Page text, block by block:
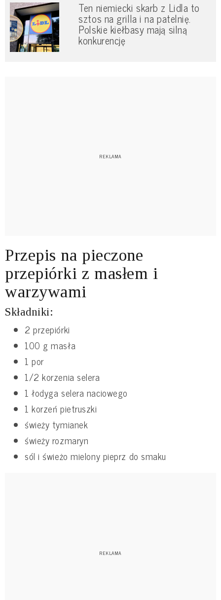
Ten niemiecki skarb z Lidla to
sztos na grilla i na patelnię.
Polskie kiełbasy mają silną
konkurencję
Przepis na pieczone
przepiórki z masłem i
warzywami
Składniki:
2 przepiórki
100 g masła
1 por
1/2 korzenia selera
1 łodyga selera naciowego
1 korzeń pietruszki
świeży tymianek
świeży rozmaryn
sól i świeżo mielony pieprz do smaku